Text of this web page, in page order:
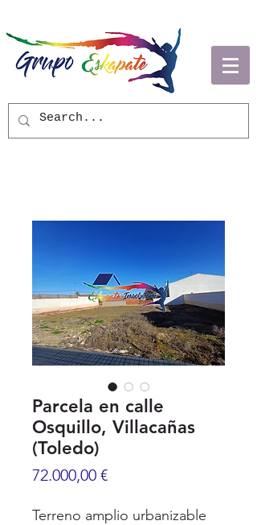
Parcela en calle
Osquillo, Villacañas
(Toledo)
72.000,00 €Precio
Terreno amplio urbanizable